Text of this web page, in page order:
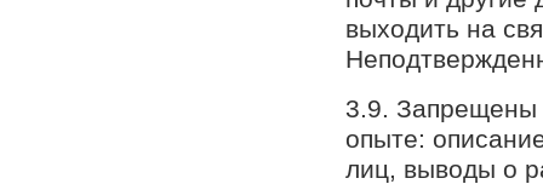
выходить на
3.9. Запрещены
опыте:
лиц, выводы о